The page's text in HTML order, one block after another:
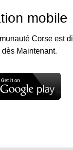
mobile
Corse est
Maintenant.